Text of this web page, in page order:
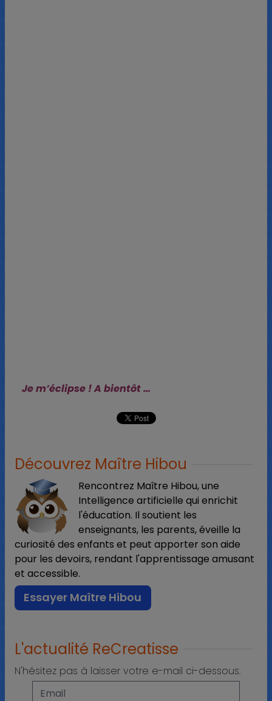
Je m’éclipse ! A bientôt …
Découvrez Maître Hibou
Rencontrez Maître Hibou, une
Intelligence artificielle qui enrichit
l'éducation. Il soutient les
enseignants, les parents, éveille la
curiosité des enfants et peut apporter son aide
pour les devoirs, rendant l'apprentissage amusant
et accessible.
Essayer Maître Hibou
L'actualité ReCreatisse
N'hésitez pas à laisser votre e-mail ci-dessous.